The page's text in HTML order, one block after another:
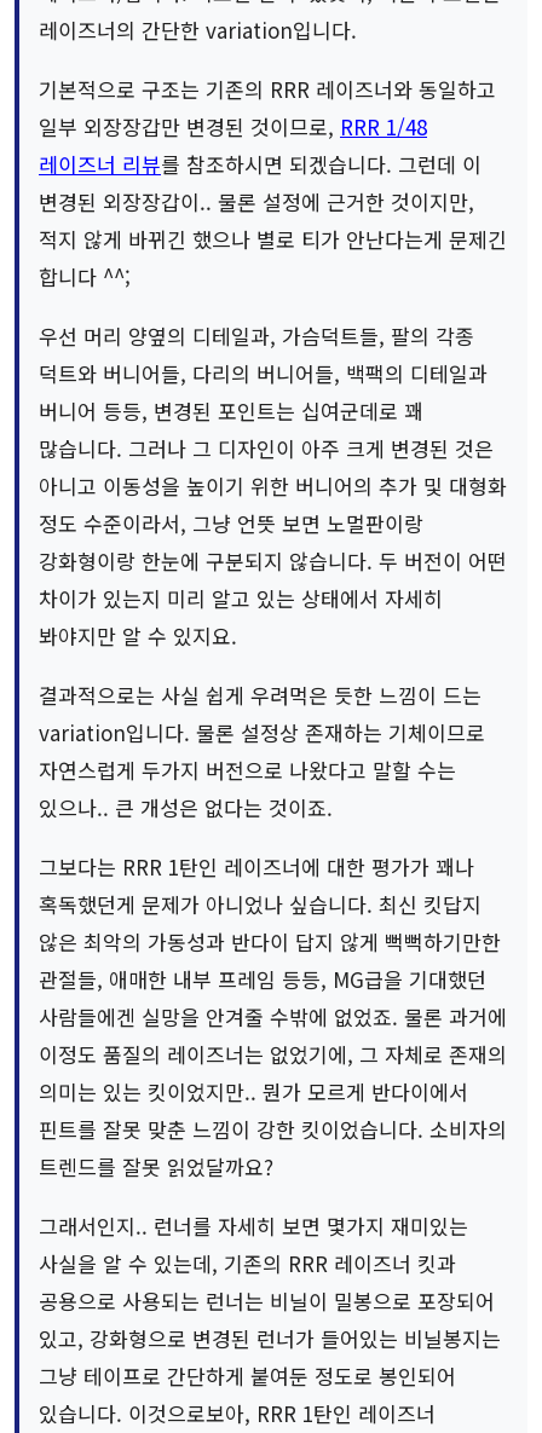
레이즈너의 간단한 variation입니다.
기본적으로 구조는 기존의 RRR 레이즈너와 동일하고
일부 외장장갑만 변경된 것이므로, RRR 1/48
레이즈너 리뷰를 참조하시면 되겠습니다. 그런데 이
변경된 외장장갑이.. 물론 설정에 근거한 것이지만,
적지 않게 바뀌긴 했으나 별로 티가 안난다는게 문제긴
합니다 ^^;
우선 머리 양옆의 디테일과, 가슴덕트들, 팔의 각종
덕트와 버니어들, 다리의 버니어들, 백팩의 디테일과
버니어 등등, 변경된 포인트는 십여군데로 꽤
많습니다. 그러나 그 디자인이 아주 크게 변경된 것은
아니고 이동성을 높이기 위한 버니어의 추가 및 대형화
정도 수준이라서, 그냥 언뜻 보면 노멀판이랑
강화형이랑 한눈에 구분되지 않습니다. 두 버전이 어떤
차이가 있는지 미리 알고 있는 상태에서 자세히
봐야지만 알 수 있지요.
결과적으로는 사실 쉽게 우려먹은 듯한 느낌이 드는
variation입니다. 물론 설정상 존재하는 기체이므로
자연스럽게 두가지 버전으로 나왔다고 말할 수는
있으나.. 큰 개성은 없다는 것이죠.
그보다는 RRR 1탄인 레이즈너에 대한 평가가 꽤나
혹독했던게 문제가 아니었나 싶습니다. 최신 킷답지
않은 최악의 가동성과 반다이 답지 않게 뻑뻑하기만한
관절들, 애매한 내부 프레임 등등, MG급을 기대했던
사람들에겐 실망을 안겨줄 수밖에 없었죠. 물론 과거에
이정도 품질의 레이즈너는 없었기에, 그 자체로 존재의
의미는 있는 킷이었지만.. 뭔가 모르게 반다이에서
핀트를 잘못 맞춘 느낌이 강한 킷이었습니다. 소비자의
트렌드를 잘못 읽었달까요?
그래서인지.. 런너를 자세히 보면 몇가지 재미있는
사실을 알 수 있는데, 기존의 RRR 레이즈너 킷과
공용으로 사용되는 런너는 비닐이 밀봉으로 포장되어
있고, 강화형으로 변경된 런너가 들어있는 비닐봉지는
그냥 테이프로 간단하게 붙여둔 정도로 봉인되어
있습니다. 이것으로보아, RRR 1탄인 레이즈너